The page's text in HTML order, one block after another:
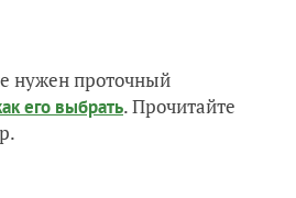
нужен проточный
его выбрать. Прочитайте